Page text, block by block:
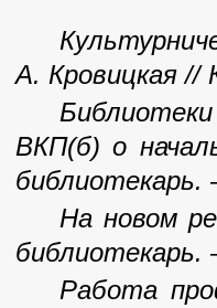
А. Кровицкая //
ВКП(б) о
На новом
Работа